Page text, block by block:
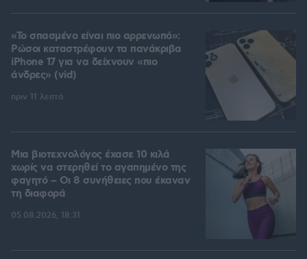
«Το σπασμένο είναι πιο αρρενωπό»:
Ρώσοι καταστρέφουν τα πανάκριβα
iPhone 17 για να δείχνουν «πιο
άνδρες» (vid)
πριν 11 λεπτά
Μια βιοτεχνολόγος έχασε 10 κιλά
χωρίς να στερηθεί το αγαπημένο της
φαγητό – Οι 8 συνήθειες που έκαναν
τη διαφορά
05.08.2026, 18:31